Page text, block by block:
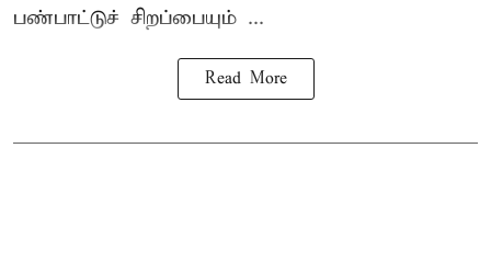
பண்பாட்டுச் சிறப்பையும் ...
Read More